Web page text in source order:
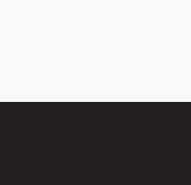
rendement et